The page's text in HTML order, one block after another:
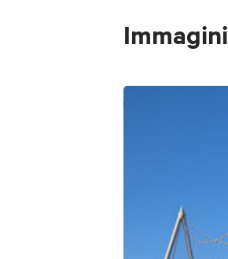
Immagini